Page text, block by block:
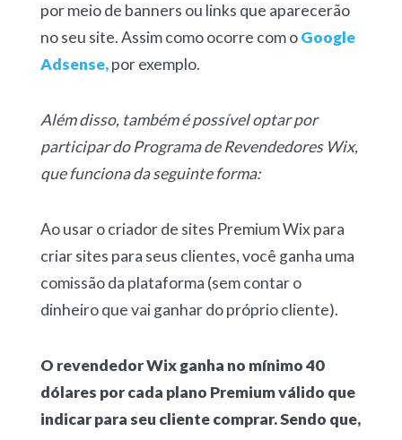
por meio de banners ou links que aparecerão
no seu site. Assim como ocorre com oGoogle
Adsense,por exemplo.
Além disso, também é possível optar por
participar do Programa de Revendedores Wix,
que funciona da seguinte forma:
Ao usar o criador de sites Premium Wix para
criar sites para seus clientes, você ganha uma
comissão da plataforma (sem contar o
dinheiro que vai ganhar do próprio cliente).
O revendedor Wix ganha no mínimo 40
dólares por cada plano Premium válido que
indicar para seu cliente comprar. Sendo que,